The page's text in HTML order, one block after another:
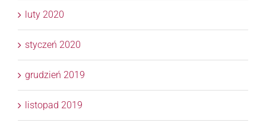
luty 2020
styczeń 2020
grudzień 2019
listopad 2019